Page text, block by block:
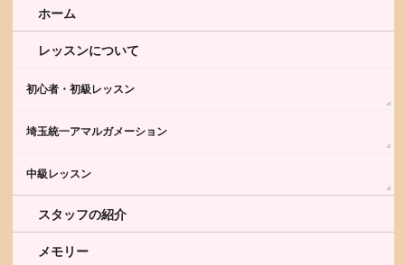
ホーム
レッスンについて
初心者・初級レッスン
埼玉統一アマルガメーション
中級レッスン
スタッフの紹介
メモリー